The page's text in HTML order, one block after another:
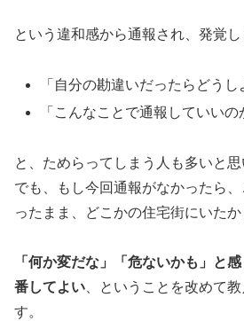
という違和感から通報され、発覚し
「自分の勘違いだったらどうし
「こんなことで通報していいの
と、ためらってしまう人も多いと思
でも、もし今回通報がなかったら
ったまま、どこかの住宅街にいたか
「何か変だな」「危ないかも」と
番してよい 、ということを改めて
す。